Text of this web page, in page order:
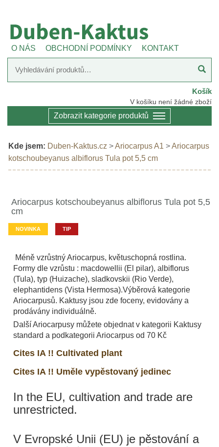
O NÁS OBCHODNÍ PODMÍNKY KONTAKT
Košík
V košíku není žádné zboží
Zobrazit kategorie produktů
Kde jsem: Duben-Kaktus.cz >Ariocarpus A1 >Ariocarpus
kotschoubeyanus albiflorus Tula pot 5,5 cm
Ariocarpus kotschoubeyanus albiflorus Tula pot 5,5
cm
NOVINKA TIP
Méně vzrůstný Ariocarpus, květuschopná rostlina.
Formy dle vzrůstu : macdowellii (El pilar), albiflorus
(Tula), typ (Huizache), sladkovskii (Rio Verde),
elephantidens (Vista Hermosa).Výběrová kategorie
Ariocarpusů. Kaktusy jsou zde foceny, evidovány a
prodávány individuálně.
Další Ariocarpusy můžete objednat v kategorii Kaktusy
standard a podkategorii Ariocarpus od 70 Kč
Cites IA !! Cultivated plant
Cites IA !! Uměle vypěstovaný jedinec
In the EU, cultivation and trade are
unrestricted.
V Evropské Unii (EU) je pěstování a